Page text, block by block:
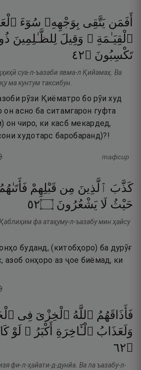
أَفَمَن يَتَّقِى بِوَجْهِهِۦ سُوٓءَ
ٱلْقِيَـٰمَةِ ۚ وَقِيلَ لِلظَّـٰلِمِينَ
تَكْسِبُونَ ۝٢٤
суа-л-ъазаби явма-л Қийамаҳ. Ва
ма кунтум таксибун.
рӯзи Қиёматро бо рӯи худ
асно ба ситамгарон гуфта
он чиро, ки касб мекардед,
худотарс баробаранд)?!
тафсир
كَذَّبَ ٱلَّذِينَ مِن قَبْلِهِمْ
حَيْثُ لَا يَشْعُرُونَ ۝٢٥
фа атаҳуму-л-ъазабу мин ҳайсу
буданд, (китобҳоро) ба дурӯғ
азоб онҳоро аз ҷое биёмад, ки
فَأَذَاقَهُمُ ٱللَّهُ ٱلْخِزْىَ فِى
وَلَعَذَابُ ٱلْـَٔاخِرَةِ أَكْبَرُ ۚ لَوْ
۝٢٦
фи-л-ҳайати-д-дунйа. Ва ла ъазабу-л-